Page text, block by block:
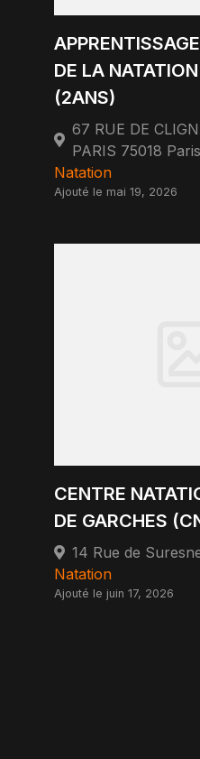
DE LA
(2ANS)
67 RUE DE
PARIS 75018 Paris
Natation
Ajouté le mai 19, 2026
CENTRE
DE GARCHES
14 Rue de
Natation
Ajouté le juin 17, 2026